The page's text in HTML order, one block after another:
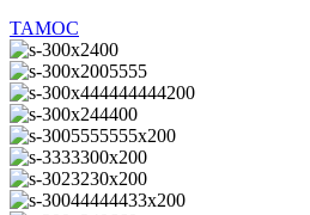
ТАМОС